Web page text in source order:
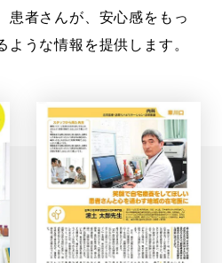
患者さんが、安心感をもっ
うな情報を提供します。